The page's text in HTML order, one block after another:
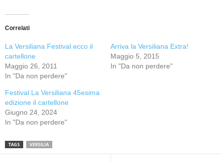
Correlati
La Versiliana Festival ecco il
cartellone
Maggio 26, 2011
In "Da non perdere"
Arriva la Versiliana Extra!
Maggio 5, 2015
In "Da non perdere"
Festival La Versiliana 45esima
edizione il cartellone
Giugno 24, 2024
In "Da non perdere"
TAGS VERSILIA